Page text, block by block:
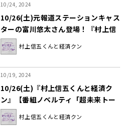
10/24, 2024
10/26(土)元報道ステーションキャス
ターの富川悠太さん登場！『村上信
五くんと経済クン』
村上信五くんと経済クン
10/19, 2024
10/26(土)『村上信五くんと経済ク
ン』【番組ノベルティ「超未来トー
クン」プレゼント】第2弾決定！
村上信五くんと経済クン